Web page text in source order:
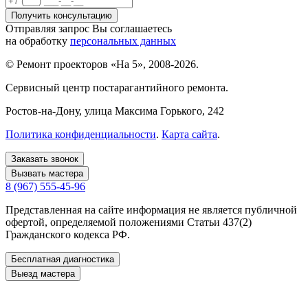
Отправляя запрос Вы соглашаетесь
на обработку персональных данных
© Ремонт проекторов «На 5», 2008-2026.
Сервисный центр постарагантийного ремонта.
Ростов-на-Дону, улица Максима Горького, 242
Политика конфиденциальности. Карта сайта.
Заказать звонок
Вызвать мастера
8 (967) 555-45-96
Представленная на сайте информация не является публичной
офертой, определяемой положениями Статьи 437(2)
Гражданского кодекса РФ.
Бесплатная диагностика
Выезд мастера